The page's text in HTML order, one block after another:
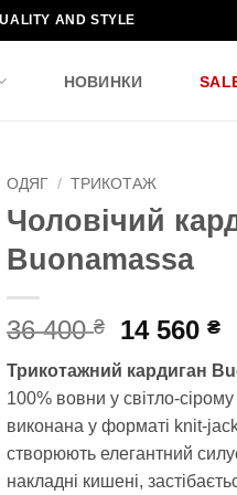
AND STYLE
НОВИНКИ
ОДЯГ / ТРИКОТАЖ
Чоловічий
Buonamassa
36 400₴
ціна:
36
400 ₴.
14 560₴
Трикотажний кардиган
100% вовни у світло-сірому
виконана у форматі knit-
створюють елегантний
накладні кишені,